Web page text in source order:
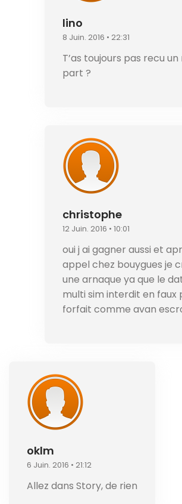
lino
8 Juin. 2016 • 22:31
T’as toujours pas recu
part ?
christophe
12 Juin. 2016 • 10:01
oui j ai gagner aussi et
appel chez bouygues je
une arnaque ya que le
multi sim interdit en faux
forfait comme avan
oklm
6 Juin. 2016 • 21:12
Allez dans Story, de rien